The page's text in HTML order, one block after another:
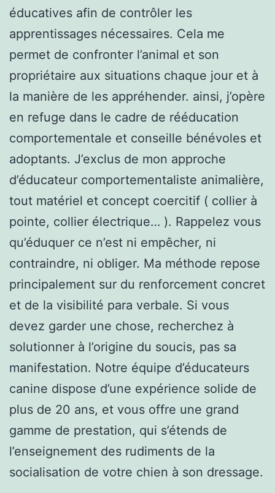
éducatives afin de contrôler les
apprentissages nécessaires. Cela me
permet de confronter l’animal et son
propriétaire aux situations chaque jour et à
la manière de les appréhender. ainsi, j’opère
en refuge dans le cadre de rééducation
comportementale et conseille bénévoles et
adoptants. J’exclus de mon approche
d’éducateur comportementaliste animalière,
tout matériel et concept coercitif ( collier à
pointe, collier électrique… ). Rappelez vous
qu’éduquer ce n’est ni empêcher, ni
contraindre, ni obliger. Ma méthode repose
principalement sur du renforcement concret
et de la visibilité para verbale. Si vous
devez garder une chose, recherchez à
solutionner à l’origine du soucis, pas sa
manifestation. Notre équipe d’éducateurs
canine dispose d’une expérience solide de
plus de 20 ans, et vous offre une grand
gamme de prestation, qui s’étends de
l’enseignement des rudiments de la
socialisation de votre chien à son dressage.